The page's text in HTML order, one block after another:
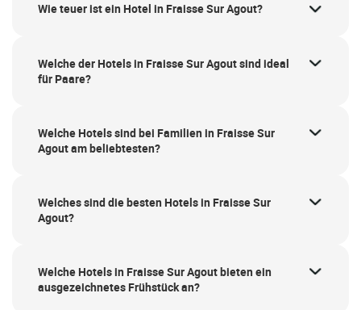
Wie teuer ist ein Hotel in Fraisse Sur Agout?
Welche der Hotels in Fraisse Sur Agout sind ideal
für Paare?
Welche Hotels sind bei Familien in Fraisse Sur
Agout am beliebtesten?
Welches sind die besten Hotels in Fraisse Sur
Agout?
Welche Hotels in Fraisse Sur Agout bieten ein
ausgezeichnetes Frühstück an?